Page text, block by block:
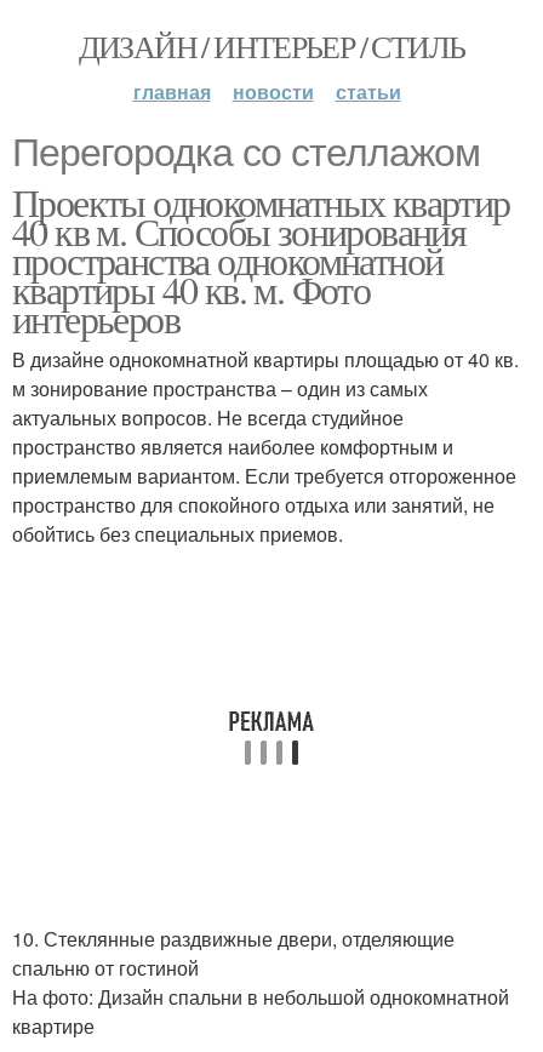
ДИЗАЙН / ИНТЕРЬЕР / СТИЛЬ
главная новости статьи
Перегородка со стеллажом
Проекты однокомнатных квартир
40 кв м. Способы зонирования
пространства однокомнатной
квартиры 40 кв. м. Фото
интерьеров
В дизайне однокомнатной квартиры площадью от 40 кв.
м зонирование пространства – один из самых
актуальных вопросов. Не всегда студийное
пространство является наиболее комфортным и
приемлемым вариантом. Если требуется отгороженное
пространство для спокойного отдыха или занятий, не
обойтись без специальных приемов.
10. Стеклянные раздвижные двери, отделяющие
спальню от гостиной
На фото: Дизайн спальни в небольшой однокомнатной
квартире